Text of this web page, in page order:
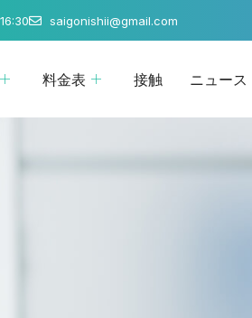
saigonishii@gmail.com
料金表 接触 ニュース